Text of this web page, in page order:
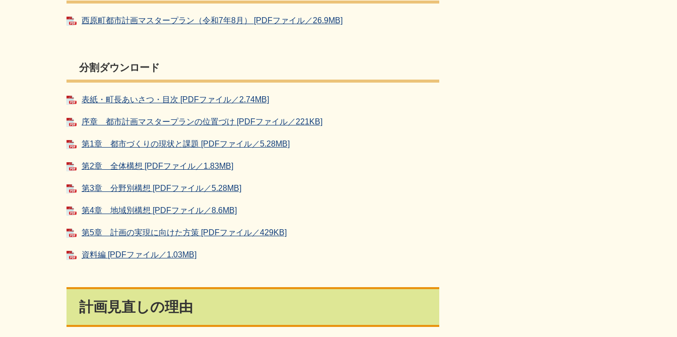
西原町都市計画マスタープラン（令和7年8月） [PDFファイル／26.9MB]
分割ダウンロード
表紙・町長あいさつ・目次 [PDFファイル／2.74MB]
序章 都市計画マスタープランの位置づけ [PDFファイル／221KB]
第1章 都市づくりの現状と課題 [PDFファイル／5.28MB]
第2章 全体構想 [PDFファイル／1.83MB]
第3章 分野別構想 [PDFファイル／5.28MB]
第4章 地域別構想 [PDFファイル／8.6MB]
第5章 計画の実現に向けた方策 [PDFファイル／429KB]
資料編 [PDFファイル／1.03MB]
計画見直しの理由